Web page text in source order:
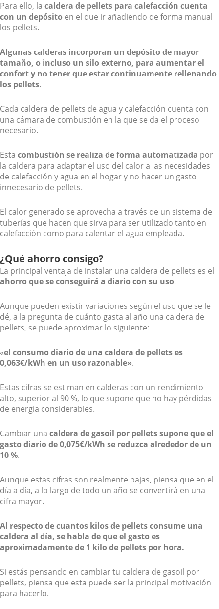
Para ello, la caldera de pellets para calefacción cuenta
con un depósito en el que ir añadiendo de forma manual
los pellets.
Algunas calderas incorporan un depósito de mayor
tamaño, o incluso un silo externo, para aumentar el
confort y no tener que estar continuamente rellenando
los pellets.
Cada caldera de pellets de agua y calefacción cuenta con
una cámara de combustión en la que se da el proceso
necesario.
Esta combustión se realiza de forma automatizada por
la caldera para adaptar el uso del calor a las necesidades
de calefacción y agua en el hogar y no hacer un gasto
innecesario de pellets.
El calor generado se aprovecha a través de un sistema de
tuberías que hacen que sirva para ser utilizado tanto en
calefacción como para calentar el agua empleada.
¿Qué ahorro consigo?
La principal ventaja de instalar una caldera de pellets es el
ahorro que se conseguirá a diario con su uso.
Aunque pueden existir variaciones según el uso que se le
dé, a la pregunta de cuánto gasta al año una caldera de
pellets, se puede aproximar lo siguiente:
«el consumo diario de una caldera de pellets es
0,063€/kWh en un uso razonable».
Estas cifras se estiman en calderas con un rendimiento
alto, superior al 90 %, lo que supone que no hay pérdidas
de energía considerables.
Cambiar una caldera de gasoil por pellets supone que el
gasto diario de 0,075€/kWh se reduzca alrededor de un
10 %.
Aunque estas cifras son realmente bajas, piensa que en el
día a día, a lo largo de todo un año se convertirá en una
cifra mayor.
Al respecto de cuantos kilos de pellets consume una
caldera al día, se habla de que el gasto es
aproximadamente de 1 kilo de pellets por hora.
Si estás pensando en cambiar tu caldera de gasoil por
pellets, piensa que esta puede ser la principal motivación
para hacerlo.